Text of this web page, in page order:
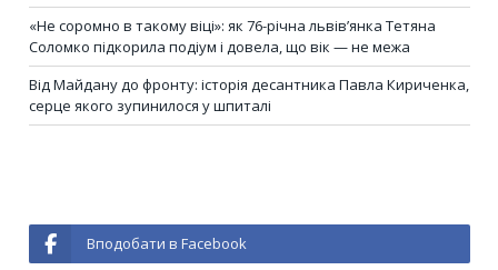
«Не соромно в такому віці»: як 76-річна львів’янка Тетяна
Соломко підкорила подіум і довела, що вік — не межа
Від Майдану до фронту: історія десантника Павла Кириченка,
серце якого зупинилося у шпиталі
Вподобати в Facebook